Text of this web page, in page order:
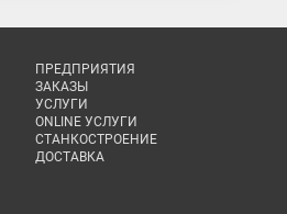
ПРЕДПРИЯТИЯ
ЗАКАЗЫ
УСЛУГИ
ONLINE УСЛУГИ
СТАНКОСТРОЕНИЕ
ДОСТАВКА